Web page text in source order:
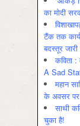
का मोदी
टैंक तक
बदस्तूर जारी
कविता
A Sad
महान
के अवसर पर
साथी
चुका है!